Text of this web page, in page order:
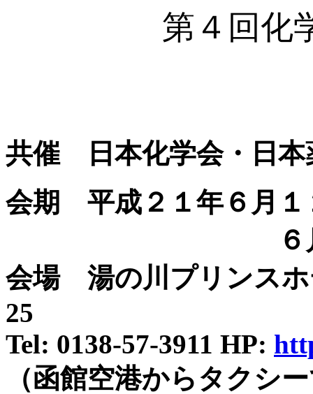
第４回化
共催 日本化学会・日本
会期 平成２１年６月１
６月１３
会場 湯の川プリンス
25
Tel: 0138-57-3911 HP:
（函館空港からタクシ